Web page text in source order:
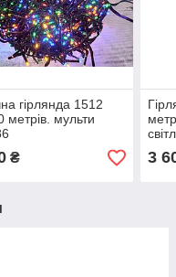
гірлянда 1512
метрів. мульти
₴ 3